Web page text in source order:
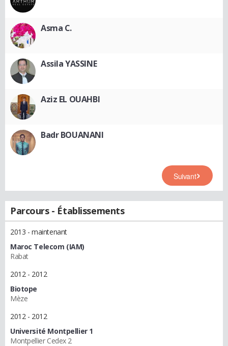
Asma C.
Assila YASSINE
Aziz EL OUAHBI
Badr BOUANANI
Suivant
Parcours - Établissements
2013 - maintenant
Maroc Telecom (IAM)
Rabat
2012 - 2012
Biotope
Mèze
2012 - 2012
Université Montpellier 1
Montpellier Cedex 2